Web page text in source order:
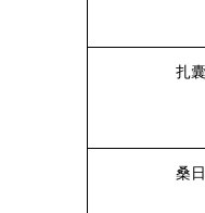
扎
桑